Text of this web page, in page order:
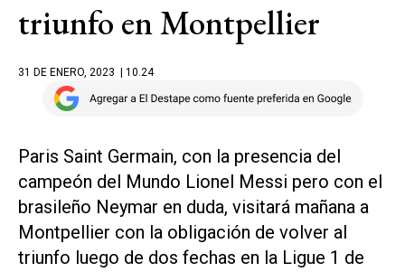
triunfo en Montpellier
31 DE ENERO, 2023 | 10.24
Paris Saint Germain, con la presencia del
campeón del Mundo Lionel Messi pero con el
brasileño Neymar en duda, visitará mañana a
Montpellier con la obligación de volver al
triunfo luego de dos fechas en la Ligue 1 de